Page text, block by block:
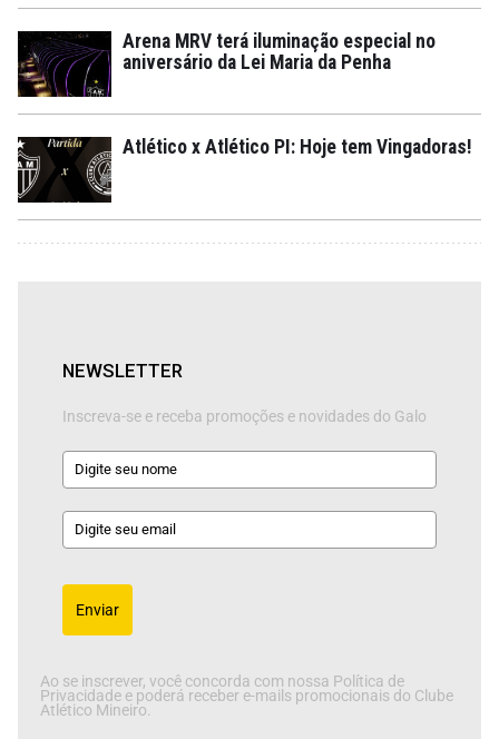
Arena MRV terá iluminação especial no
aniversário da Lei Maria da Penha
Atlético x Atlético PI: Hoje tem Vingadoras!
NEWSLETTER
Inscreva-se e receba promoções e novidades do Galo
Enviar
Ao se inscrever, você concorda com nossa Política de
Privacidade e poderá receber e-mails promocionais do Clube
Atlético Mineiro.